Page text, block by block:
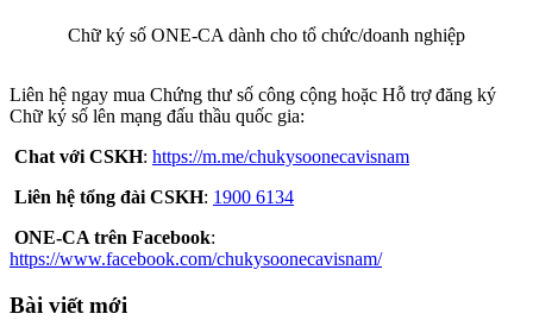
Chữ ký số ONE-CA dành cho tổ chức/doanh nghiệp
Liên hệ ngay mua Chứng thư số công cộng hoặc Hỗ trợ đăng ký
Chữ ký số lên mạng đấu thầu quốc gia:
Chat với CSKH: https://m.me/chukysoonecavisnam
Liên hệ tổng đài CSKH: 1900 6134
ONE-CA trên Facebook:
https://www.facebook.com/chukysoonecavisnam/
Bài viết mới